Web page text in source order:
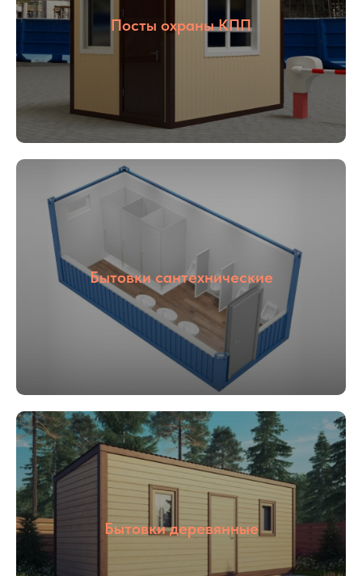
Посты охраны КПП
Бытовки сантехнические
Бытовки деревянные
Опыт более
02
С НДС и без
04
Прямые
поставщики
05
Цены от
производителя
Наша компания ООО «БОКС МОДУЛЬ»
основана в 2018 году. Мы специализируемся
на строительстве быстровозводимым зданий
«под ключ», для разного назначения: офис